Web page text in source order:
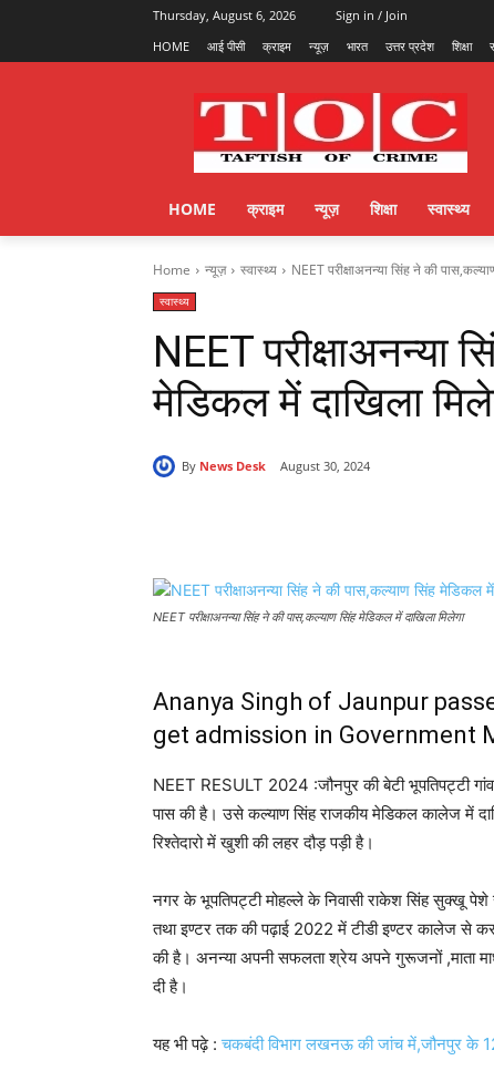
Thursday, August 6, 2026
Sign in / Join
HOME
आई पीसी क्राइम न्यूज़ भारत उत्तर प्रदेश शिक्षा
HOME क्राइम न्यूज़ शिक्षा स्वास्थ्य
Home न्यूज़ स्वास्थ्य NEET परीक्षाअनन्या सिंह ने की
स्वास्थ्य
NEET परीक्षाअनन्या
मेडिकल में दाखिला
By News Desk August 30, 2024
NEET परीक्षाअनन्या सिंह ने की पास,कल्याण सिंह मेडिकल में दाखिला मिलेगा
Ananya Singh of Jaunpur
get admission in Government
NEET RESULT 2024 :जौनपुर की बेटी भूपतिपट्टी
पास की है। उसे कल्याण सिंह राजकीय मेडिकल कालेज में
रिश्तेदारो में खुशी की लहर दौड़ पड़ी है।
नगर के भूपतिपट्टी मोहल्ले के निवासी राकेश सिंह सुक्खू
तथा इण्टर तक की पढ़ाई 2022 में टीडी इण्टर कालेज से
की है। अनन्या अपनी सफलता श्रेय अपने गुरूजनों ,माता
दी है।
यह भी पढ़े :चकबंदी विभाग लखनऊ की जांच में,जौनपुर के 12